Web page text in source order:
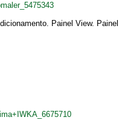
Painel View.